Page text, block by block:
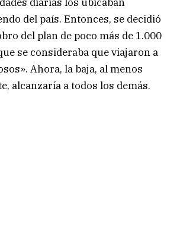
del país. Entonces, se decidió
del plan de poco más de 1.000
se consideraba que viajaron a
Ahora, la baja, al menos
alcanzaría a todos los demás.